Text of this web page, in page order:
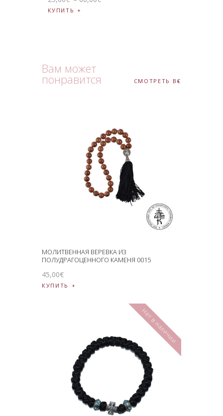
КУПИТЬ
Вам может
понравится СМОТРЕТЬ ВСЕ
МОЛИТВЕННАЯ ВЕРЕВКА ИЗ
ПОЛУДРАГОЦЕННОГО КАМЕНЯ 0015
45,00€
КУПИТЬ
Нет в наличии